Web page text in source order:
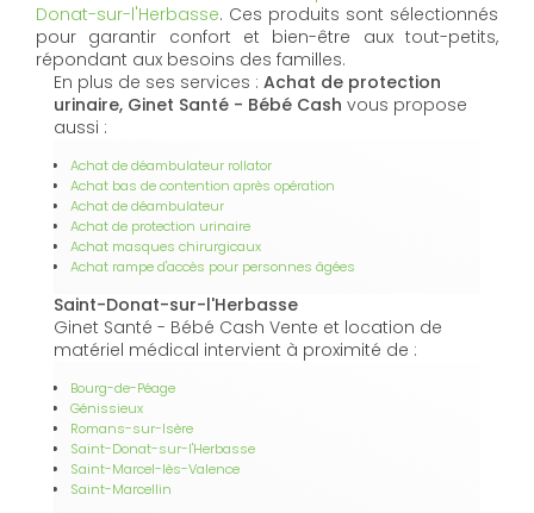
Donat-sur-l'Herbasse. Ces produits sont sélectionnés
pour garantir confort et bien-être aux tout-petits,
répondant aux besoins des familles.
En plus de ses services : Achat de protection
urinaire, Ginet Santé - Bébé Cash vous propose
aussi :
Achat de déambulateur rollator
Achat bas de contention après opération
Achat de déambulateur
Achat de protection urinaire
Achat masques chirurgicaux
Achat rampe d'accès pour personnes âgées
Saint-Donat-sur-l'Herbasse
Ginet Santé - Bébé Cash Vente et location de
matériel médical intervient à proximité de :
Bourg-de-Péage
Génissieux
Romans-sur-Isère
Saint-Donat-sur-l'Herbasse
Saint-Marcel-lès-Valence
Saint-Marcellin